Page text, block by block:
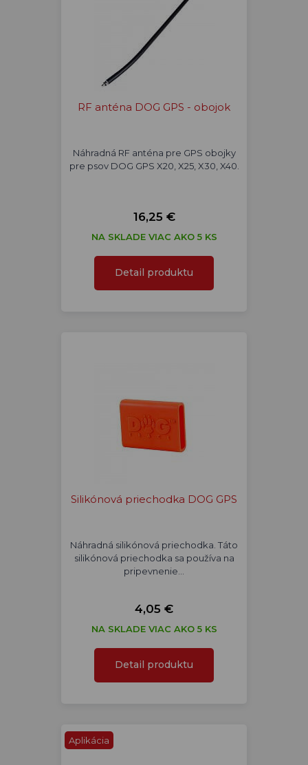
RF anténa DOG GPS - obojok
Náhradná RF anténa pre GPS obojky
pre psov DOG GPS X20, X25, X30, X40.
16,25 €
NA SKLADE VIAC AKO 5 KS
Detail produktu
Silikónová priechodka DOG GPS
Náhradná silikónová priechodka. Táto
silikónová priechodka sa používa na
pripevnenie…
4,05 €
NA SKLADE VIAC AKO 5 KS
Detail produktu
Aplikácia